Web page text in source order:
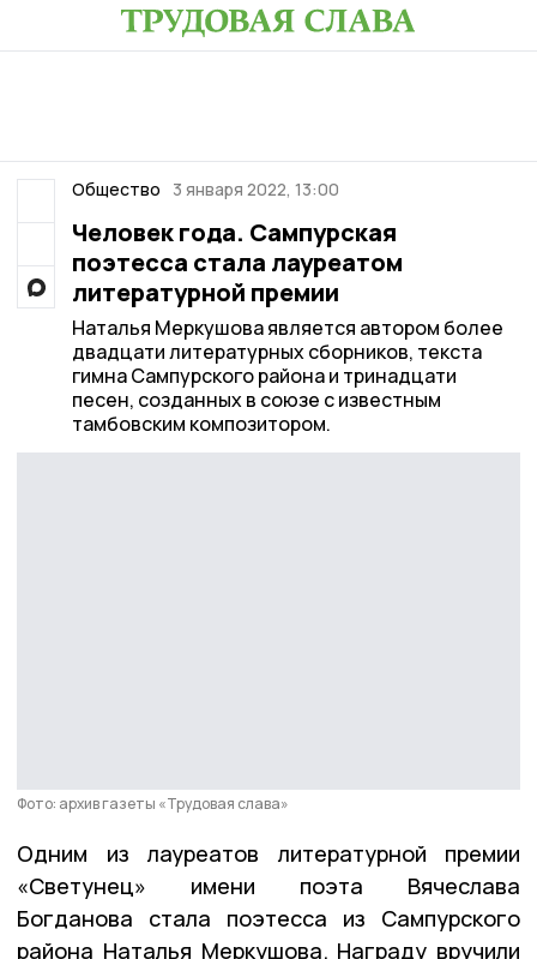
Общество 3 января 2022, 13:00
Человек года. Сампурская
поэтесса стала лауреатом
литературной премии
Наталья Меркушова является автором более
двадцати литературных сборников, текста
гимна Сампурского района и тринадцати
песен, созданных в союзе с известным
тамбовским композитором.
Фото: архив газеты «Трудовая слава»
Одним из лауреатов литературной премии
«Светунец» имени поэта Вячеслава
Богданова стала поэтесса из Сампурского
района Наталья Меркушова. Награду вручили